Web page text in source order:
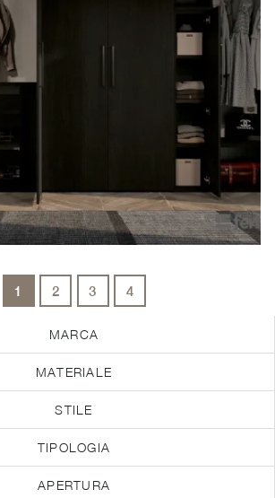
MARCA
MATERIALE
STILE
TIPOLOGIA
APERTURA
1 2 3 4